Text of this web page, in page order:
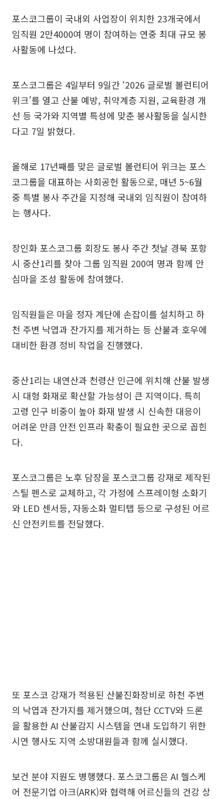
포스코그룹이 국내외 사업장이 위치한 23개국에서
임직원 2만4000여 명이 참여하는 연중 최대 규모 봉
사활동에 나섰다.
포스코그룹은 4일부터 9일간 ‘2026 글로벌 볼런티어
위크’를 열고 산불 예방, 취약계층 지원, 교육환경 개
선 등 국가와 지역별 특성에 맞춘 봉사활동을 실시한
다고 7일 밝혔다.
올해로 17년째를 맞은 글로벌 볼런티어 위크는 포스
코그룹을 대표하는 사회공헌 활동으로, 매년 5~6월
중 특별 봉사 주간을 지정해 국내외 임직원이 참여하
는 행사다.
장인화 포스코그룹 회장도 봉사 주간 첫날 경북 포항
시 중산1리를 찾아 그룹 임직원 200여 명과 함께 안
심마을 조성 활동에 참여했다.
임직원들은 마을 정자 계단에 손잡이를 설치하고 하
천 주변 낙엽과 잔가지를 제거하는 등 산불과 호우에
대비한 환경 정비 작업을 진행했다.
중산1리는 내연산과 천령산 인근에 위치해 산불 발생
시 대형 화재로 확산할 가능성이 큰 지역이다. 특히
고령 인구 비중이 높아 화재 발생 시 신속한 대응이
어려운 만큼 안전 인프라 확충이 필요한 곳으로 꼽힌
다.
포스코그룹은 노후 담장을 포스코그룹 강재로 제작된
스틸 펜스로 교체하고, 각 가정에 스프레이형 소화기
와 LED 센서등, 자동소화 멀티탭 등으로 구성된 어르
신 안전키트를 전달했다.
또 포스코 강재가 적용된 산불진화장비로 하천 주변
의 낙엽과 잔가지를 제거했으며, 첨단 CCTV와 드론
을 활용한 AI 산불감지 시스템을 연내 도입하기 위한
시연 행사도 지역 소방대원들과 함께 실시했다.
보건 분야 지원도 병행했다. 포스코그룹은 AI 헬스케
어 전문기업 아크(ARK)와 협력해 어르신들의 건강 상